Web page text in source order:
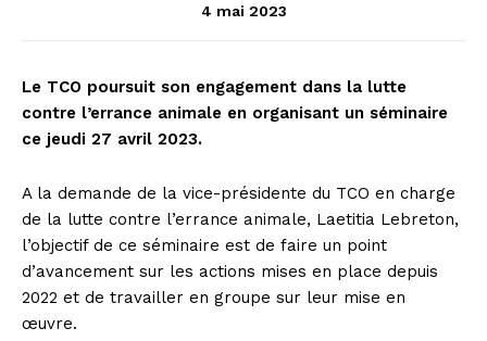
4 mai 2023
Le TCO poursuit son engagement dans la lutte
contre l’errance animale en organisant un séminaire
ce jeudi 27 avril 2023.
A la demande de la vice-présidente du TCO en charge
de la lutte contre l’errance animale, Laetitia Lebreton,
l’objectif de ce séminaire est de faire un point
d’avancement sur les actions mises en place depuis
2022 et de travailler en groupe sur leur mise en
œuvre.